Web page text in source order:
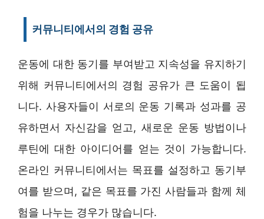
커뮤니티에서의 경험 공유
운동에 대한 동기를 부여받고 지속성을 유지하기
위해 커뮤니티에서의 경험 공유가 큰 도움이 됩
니다. 사용자들이 서로의 운동 기록과 성과를 공
유하면서 자신감을 얻고, 새로운 운동 방법이나
루틴에 대한 아이디어를 얻는 것이 가능합니다.
온라인 커뮤니티에서는 목표를 설정하고 동기부
여를 받으며, 같은 목표를 가진 사람들과 함께 체
험을 나누는 경우가 많습니다.